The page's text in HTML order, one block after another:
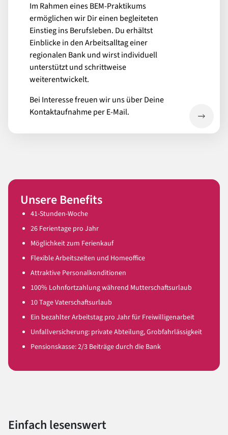
Im Rahmen eines BEM-Praktikums
ermöglichen wir Dir einen begleiteten
Einstieg ins Berufsleben. Du erhältst
Einblicke in den Arbeitsalltag einer
regionalen Bank und wirst individuell
unterstützt und schrittweise
weiterentwickelt.
Bei Interesse freuen wir uns über Deine
Kontaktaufnahme per E-Mail.
Unsere Benefits
41-Stunden-Woche
26 Ferientage pro Jahr
Möglichkeit zum Ferienkauf
Flexible Arbeitszeiten und Homeoffice
Attraktive Personalkonditionen
100% Lohnfortzahlung während Mutterschaftsurlaub
10 Tage Vaterschaftsurlaub
Ein bezahlter Arbeitstag pro Jahr für Freiwilligenarbeit
Unfallversicherung: private Abteilung, Grobfahrlässigkeit
Pensionskasse: 2/3 Beiträge durch die Bank
Einfach lesenswert